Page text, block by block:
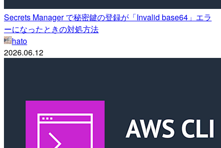
Secrets Manager で秘密鍵の登録が「Invalid base64」エラ
ーになったときの対処方法
hato
2026.06.12